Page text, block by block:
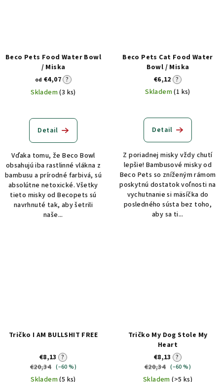
Beco Pets Food Water Bowl
/ Miska
od €4,07 ?
Skladem(3 ks)
Detail
Vďaka tomu, že Beco Bowl
obsahujú iba rastlinné vlákna z
bambusu a prírodné farbivá, sú
absolútne netoxické. Všetky
tieto misky od Becopets sú
navrhnuté tak, aby šetrili
naše...
Beco Pets Cat Food Water
Bowl / Miska
€6,12 ?
Skladem(1 ks)
Detail
Z poriadnej misky vždy chutí
lepšie! Bambusové misky od
Beco Pets so zníženým rámom
poskytnú dostatok voľnosti na
vychutnanie si mäsíčka do
posledného sústa bez toho,
aby sa ti...
Tričko I AM BULLSHIT FREE
€8,13 ?
€20,34 (–60 %)
Skladem(5 ks)
Tričko My Dog Stole My
Heart
€8,13 ?
€20,34 (–60 %)
Skladem(>5 ks)